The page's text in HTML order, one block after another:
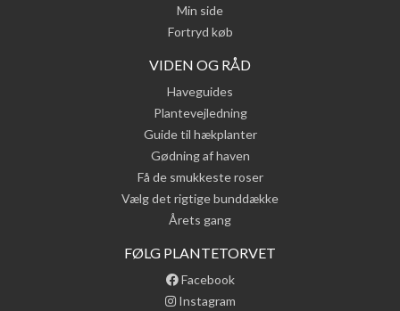
Min side
Fortryd køb
VIDEN OG RÅD
Haveguides
Plantevejledning
Guide til hækplanter
Gødning af haven
Få de smukkeste roser
Vælg det rigtige bunddække
Årets gang
FØLG PLANTETORVET
Facebook
Instagram